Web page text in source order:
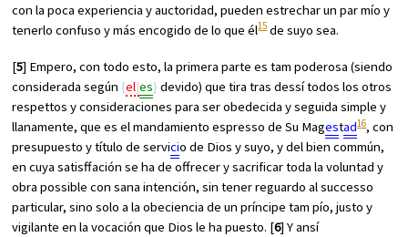
con la poca experiencia y auctoridad, pueden estrechar un par mío y
tenerlo confuso y más encogido de lo que él15de suyo sea.
[5] Empero, con todo esto, la primera parte es tam poderosa (siendo
considerada según el es devido) que tira tras dessí todos los otros
respettos y consideraciones para ser obedecida y seguida simple y
llanamente, que es el mandamiento espresso de Su Magestad16, con
presupuesto y título de servicio de Dios y suyo, y del bien commún,
en cuya satisffación se ha de offrecer y sacrificar toda la voluntad y
obra possible con sana intención, sin tener reguardo al successo
particular, sino solo a la obeciencia de un príncipe tam pío, justo y
vigilante en la vocación que Dios le ha puesto. [6] Y ansí